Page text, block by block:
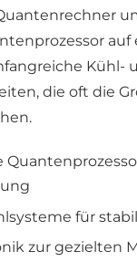
auf
Kühl-
die oft die
für
zur gezielten